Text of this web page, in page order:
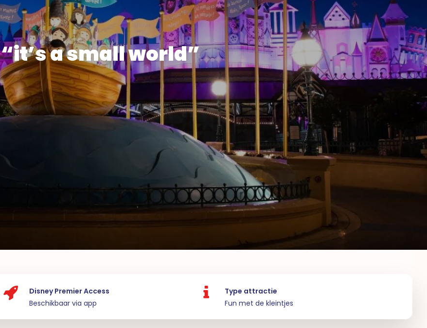
“it’s a small world”
Disney Premier Access
Beschikbaar via app
Type attractie
Fun met de kleintjes